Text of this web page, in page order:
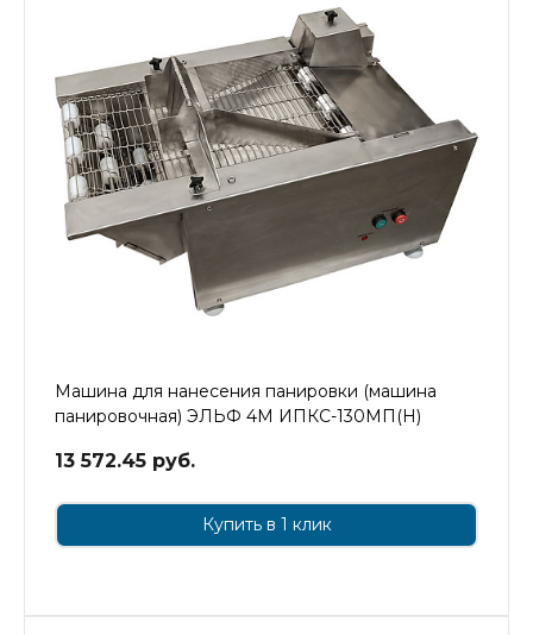
Машина для нанесения панировки (машина
панировочная) ЭЛЬФ 4М ИПКС-130МП(Н)
13 572.45 руб.
Купить в 1 клик